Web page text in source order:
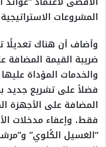
المشروعات
وأضاف أن هناك تعديلًا
ضريبة القيمة المضافة
والخدمات المؤداة عليها
فضلاً على تشريع جديد
فقط، وإعفاء مدخلات
“الغسيل الكُلوي”